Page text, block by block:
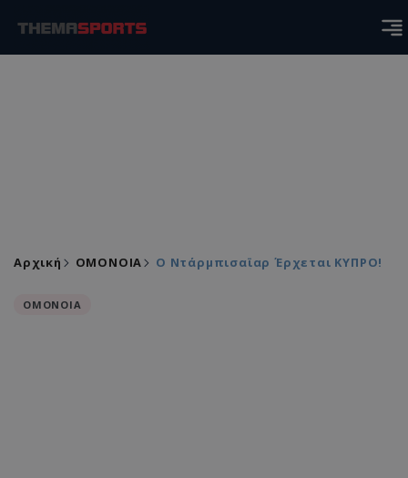
Αρχική ΟΜΟΝΟΙΑ Ο Ντάρμπισαϊαρ Έρχεται ΚΥΠΡΟ!
ΟΜΟΝΟΙΑ